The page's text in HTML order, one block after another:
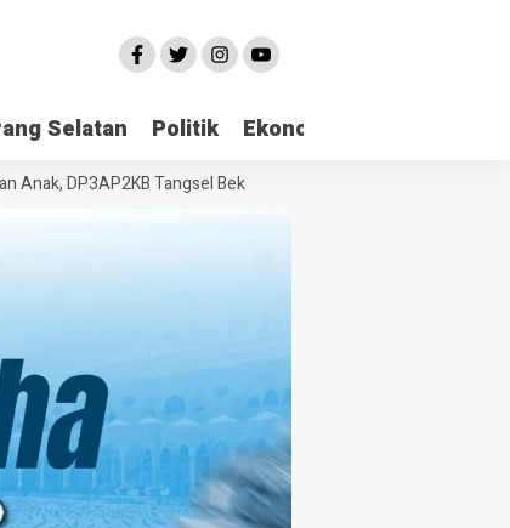
Selatan Politik Ekonomi
DP3AP2KB Tangsel Bekali Masyarakat Manajemen Stres dan